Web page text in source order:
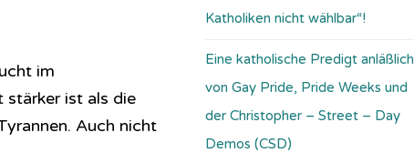
im
stärker ist als die
Auch nicht
Katholiken nicht wählbar“!
Eine katholische Predigt anläßlich
von Gay Pride, Pride Weeks und
der Christopher – Street – Day
Demos (CSD)